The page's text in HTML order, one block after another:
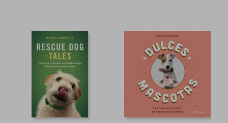
20%
dcto. S/ 84,00
55%
dcto.